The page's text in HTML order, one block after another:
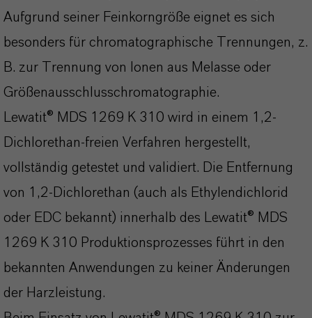
Aufgrund seiner Feinkorngröße eignet es sich
besonders für chromatographische Trennungen, z.
B. zur Trennung von Ionen aus Melasse oder
Größenausschlusschromatographie.
Lewatit® MDS 1269 K 310 wird in einem 1,2-
Dichlorethan-freien Verfahren hergestellt,
vollständig getestet und validiert. Die Entfernung
von 1,2-Dichlorethan (auch als Ethylendichlorid
oder EDC bekannt) innerhalb des Lewatit® MDS
1269 K 310 Produktionsprozesses führt in den
bekannten Anwendungen zu keiner Änderungen
der Harzleistung.